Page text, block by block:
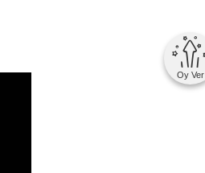
Oy Ver